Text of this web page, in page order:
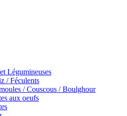
Légumineuses
/ Féculents
/ Couscous / Boulghour
aux oeufs